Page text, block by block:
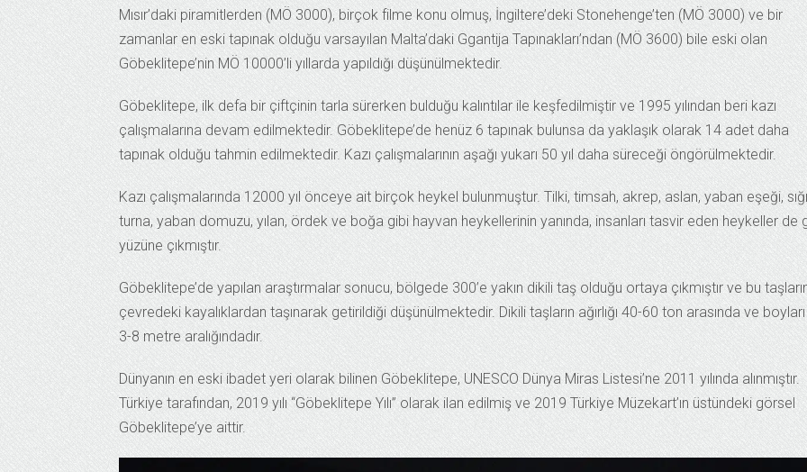
Mısır’daki piramitlerden (MÖ 3000), birçok filme konu olmuş, İngiltere’deki Stonehenge’ten (MÖ 3000) ve bir
zamanlar en eski tapınak olduğu varsayılan Malta’daki Ggantija Tapınakları’ndan (MÖ 3600) bile eski olan
Göbeklitepe’nin MÖ 10000’li yıllarda yapıldığı düşünülmektedir.
Göbeklitepe, ilk defa bir çiftçinin tarla sürerken bulduğu kalıntılar ile keşfedilmiştir ve 1995 yılından beri kazı
çalışmalarına devam edilmektedir. Göbeklitepe’de henüz 6 tapınak bulunsa da yaklaşık olarak 14 adet daha
tapınak olduğu tahmin edilmektedir. Kazı çalışmalarının aşağı yukarı 50 yıl daha süreceği öngörülmektedir.
Kazı çalışmalarında 12000 yıl önceye ait birçok heykel bulunmuştur. Tilki, timsah, akrep, aslan, yaban eşeği,
turna, yaban domuzu, yılan, ördek ve boğa gibi hayvan heykellerinin yanında, insanları tasvir eden heykeller de
yüzüne çıkmıştır.
Göbeklitepe’de yapılan araştırmalar sonucu, bölgede 300’e yakın dikili taş olduğu ortaya çıkmıştır ve bu
çevredeki kayalıklardan taşınarak getirildiği düşünülmektedir. Dikili taşların ağırlığı 40-60 ton arasında ve
3-8 metre aralığındadır.
Dünyanın en eski ibadet yeri olarak bilinen Göbeklitepe, UNESCO Dünya Miras Listesi’ne 2011 yılında alınmıştır.
Türkiye tarafından, 2019 yılı “Göbeklitepe Yılı” olarak ilan edilmiş ve 2019 Türkiye Müzekart’ın üstündeki görsel
Göbeklitepe’ye aittir.